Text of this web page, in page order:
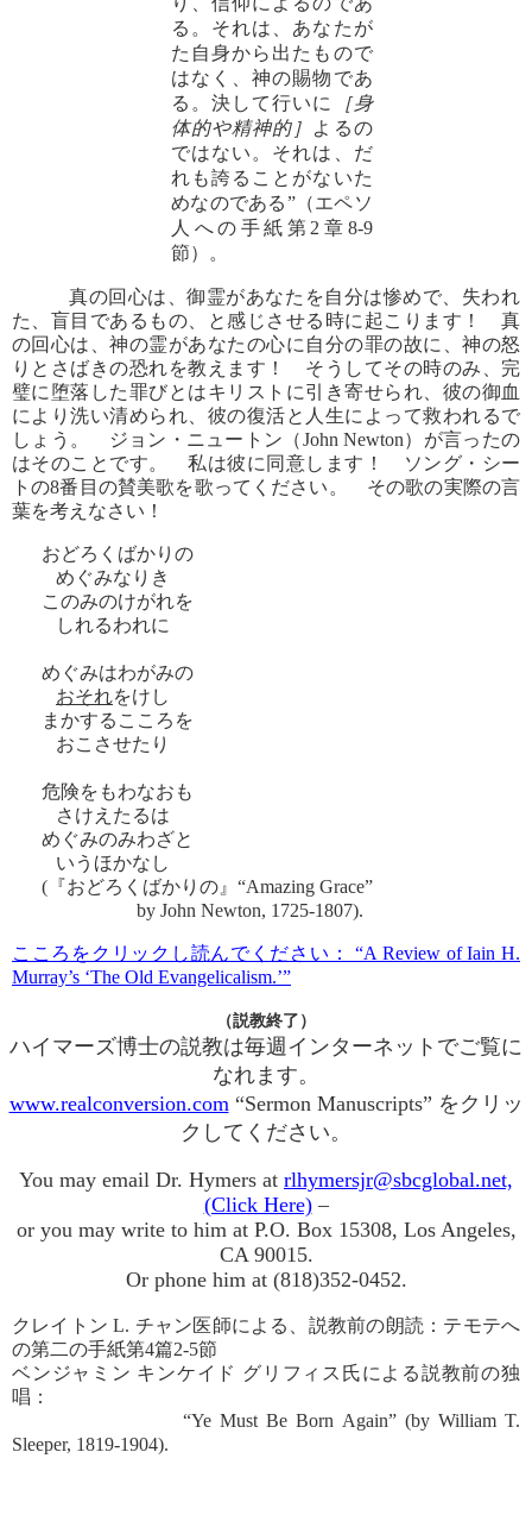
る。それは、あなたが
た自身から出たもので
はなく、神の賜物であ
る。決して行いに
［身
体的や精神的］ よるの
ではない。それは、だ
れも誇ることがないた
めなのである”（エペソ
人への手紙第2章8-9
節）。
真の回心は、御霊があなたを自分は惨めで、失われ
た、盲目であるもの、と感じさせる時に起こります！ 真
の回心は、神の霊があなたの心に自分の罪の故に、神の怒
りとさばきの恐れを教えます！ そうしてその時のみ、完
璧に堕落した罪びとはキリストに引き寄せられ、彼の御血
により洗い清められ、彼の復活と人生によって救われるで
しょう。 ジョン・ニュートン（John Newton）が言ったの
はそのことです。 私は彼に同意します！ ソング・シー
トの8番目の賛美歌を歌ってください。 その歌の実際の言
葉を考えなさい！
おどろくばかりの
めぐみなりき
このみのけがれを
しれるわれに
めぐみはわがみの
おそれをけし
まかするこころを
おこさせたり
危険をもわなおも
さけえたるは
めぐみのみわざと
いうほかなし
(『おどろくばかりの』“Amazing Grace”
by John Newton, 1725-1807).
こころをクリックし読んでください： “A Review of Iain H.
Murray’s ‘The Old Evangelicalism.’”
（説教終了）
ハイマーズ博士の説教は毎週インターネットでご覧に
なれます。
www.realconversion.com“Sermon Manuscripts” をクリッ
クしてください。
You may email Dr. Hymers at rlhymersjr@sbcglobal.net,
(Click Here)–
or you may write to him at P.O. Box 15308, Los Angeles,
CA 90015.
Or phone him at (818)352-0452.
クレイトン L. チャン医師による、説教前の朗読：テモテへ
の第二の手紙第4篇2-5節
ベンジャミン キンケイド グリフィス氏による説教前の独
唱：
“Ye Must Be Born Again” (by William T.
Sleeper, 1819-1904).